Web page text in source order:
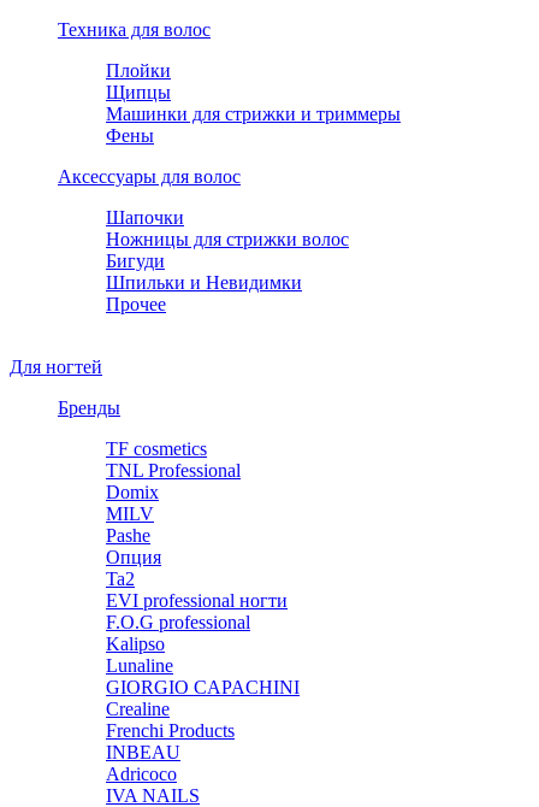
Техника для волос
Плойки
Щипцы
Машинки для стрижки и триммеры
Фены
Аксессуары для волос
Шапочки
Ножницы для стрижки волос
Бигуди
Шпильки и Невидимки
Прочее
Для ногтей
Бренды
TF cosmetics
TNL Professional
Domix
MILV
Pashe
Опция
Ta2
EVI professional ногти
F.O.G professional
Kalipso
Lunaline
GIORGIO CAPACHINI
Crealine
Frenchi Products
INBEAU
Adricoco
IVA NAILS